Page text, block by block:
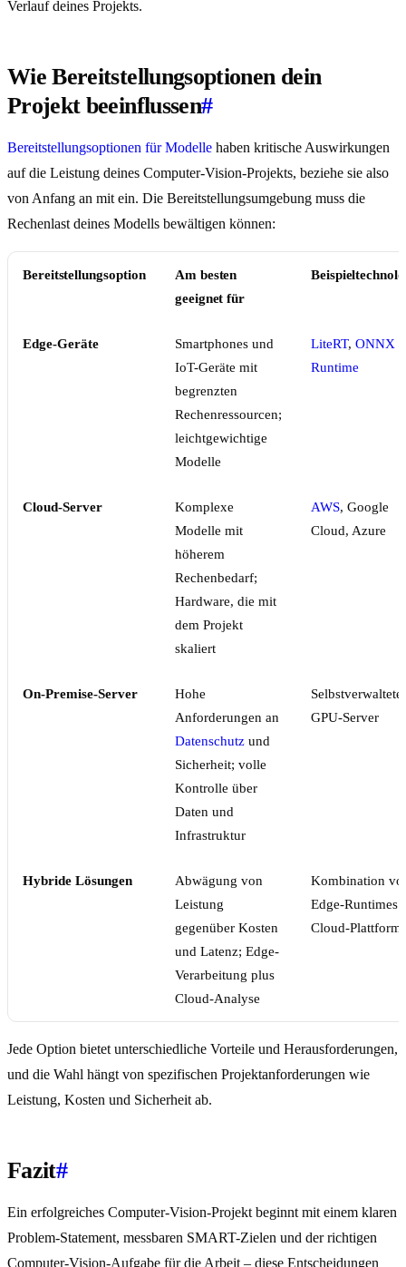
Verlauf deines Projekts.
Wie Bereitstellungsoptionen dein
Projekt beeinflussen#
Bereitstellungsoptionen für Modelle haben kritische Auswirkungen
auf die Leistung deines Computer-Vision-Projekts, beziehe sie also
von Anfang an mit ein. Die Bereitstellungsumgebung muss die
Rechenlast deines Modells bewältigen können:
Bereitstellungsoption
Am besten
geeignet für
Edge-Geräte
Smartphones und
IoT-Geräte mit
begrenzten
Rechenressourcen;
leichtgewichtige
Modelle
LiteRT, ONNX
Runtime
Cloud-Server
Komplexe
Modelle mit
höherem
Rechenbedarf;
Hardware, die mit
dem Projekt
skaliert
AWS, Google
Cloud, Azure
On-Premise-Server
Hohe
Anforderungen an
Datenschutz und
Sicherheit; volle
Kontrolle über
Daten und
Infrastruktur
Selbstverwaltete
GPU-Server
Hybride Lösungen
Abwägung von
Leistung
gegenüber Kosten
und Latenz; Edge-
Verarbeitung plus
Cloud-Analyse
Kombination
Edge-Runtimes
Cloud-
Jede Option bietet unterschiedliche Vorteile und Herausforderungen,
und die Wahl hängt von spezifischen Projektanforderungen wie
Leistung, Kosten und Sicherheit ab.
Fazit#
Ein erfolgreiches Computer-Vision-Projekt beginnt mit einem klaren
Problem-Statement, messbaren SMART-Zielen und der richtigen
Computer-Vision-Aufgabe für die Arbeit – diese Entscheidungen